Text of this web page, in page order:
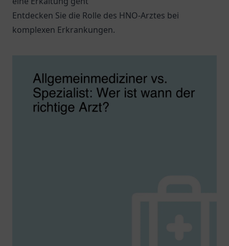
Entdecken Sie die Rolle des HNO-Arztes bei
komplexen Erkrankungen.